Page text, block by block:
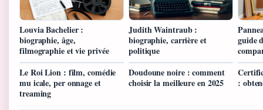
Louvia Bachelier :
biographie, âge,
filmographie et vie privée
Judith Waintraub :
biographie, carrière et
politique
guide
Le Roi Lion : film, comédie
mu icale, per onnage et
treaming
Doudoune noire : comment
choisir la meilleure en 2025
: